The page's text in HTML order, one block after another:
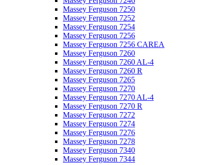
Massey Ferguson 7250
Massey Ferguson 7252
Massey Ferguson 7254
Massey Ferguson 7256
Massey Ferguson 7256 CAREA
Massey Ferguson 7260
Massey Ferguson 7260 AL-4
Massey Ferguson 7260 R
Massey Ferguson 7265
Massey Ferguson 7270
Massey Ferguson 7270 AL-4
Massey Ferguson 7270 R
Massey Ferguson 7272
Massey Ferguson 7274
Massey Ferguson 7276
Massey Ferguson 7278
Massey Ferguson 7340
Massey Ferguson 7344